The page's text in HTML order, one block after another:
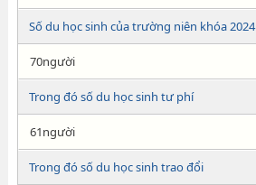
Số du học sinh của trường niên khóa 2024
70người
Trong đó số du học sinh tư phí
61người
Trong đó số du học sinh trao đổi